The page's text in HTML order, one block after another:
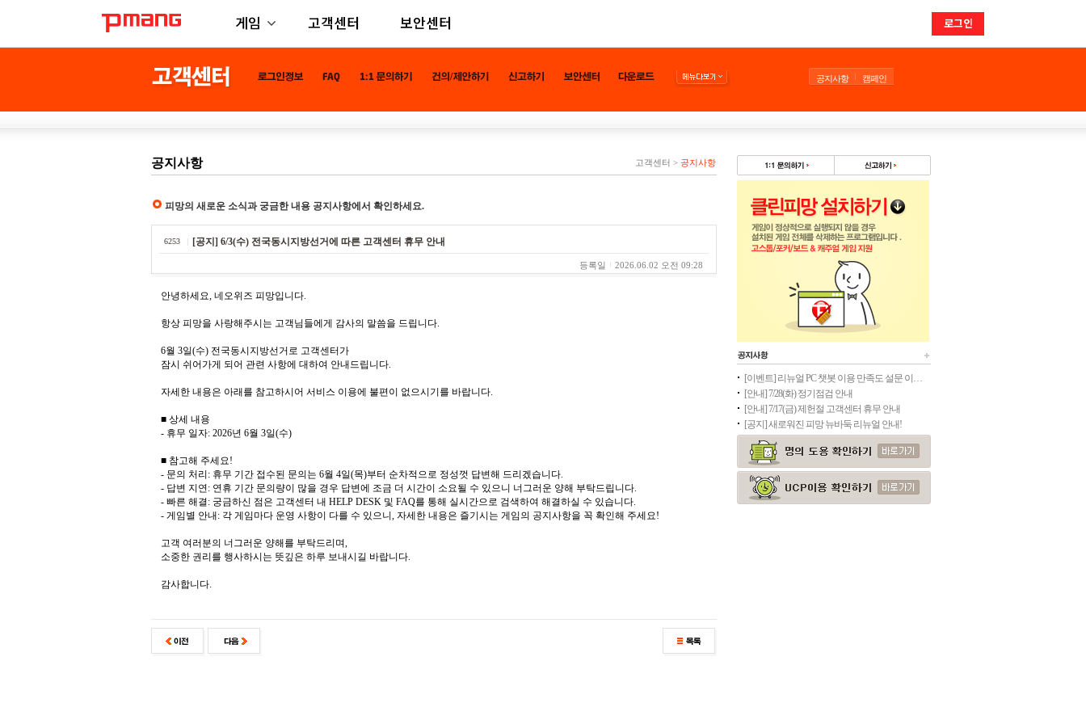
게임 고객센터 보안센터 로그인
공지사항 캠페인
공지사항 고객센터 > 공지사항
피망의 새로운 소식과 궁금한 내용 공지사항에서 확인하세요.
6253 [공지] 6/3(수) 전국동시지방선거에 따른 고객센터 휴무 안내
등록일 2026.06.02 오전 09:28
안녕하세요, 네오위즈 피망입니다.
항상 피망을 사랑해주시는 고객님들에게 감사의 말씀을 드립니다.
6월 3일(수) 전국동시지방선거로 고객센터가
잠시 쉬어가게 되어 관련 사항에 대하여 안내드립니다.
자세한 내용은 아래를 참고하시어 서비스 이용에 불편이 없으시기를 바랍니다.
■ 상세 내용
- 휴무 일자: 2026년 6월 3일(수)
■ 참고해 주세요!
- 문의 처리: 휴무 기간 접수된 문의는 6월 4일(목)부터 순차적으로 정성껏 답변해 드리겠습니다.
- 답변 지연: 연휴 기간 문의량이 많을 경우 답변에 조금 더 시간이 소요될 수 있으니 너그러운 양해 부탁드립니다.
- 빠른 해결: 궁금하신 점은 고객센터 내 HELP DESK 및 FAQ를 통해 실시간으로 검색하여 해결하실 수 있습니다.
- 게임별 안내: 각 게임마다 운영 사항이 다를 수 있으니, 자세한 내용은 즐기시는 게임의 공지사항을 꼭 확인해 주세요!
고객 여러분의 너그러운 양해를 부탁드리며,
소중한 권리를 행사하시는 뜻깊은 하루 보내시길 바랍니다.
감사합니다.
[이벤트] 리뉴얼 PC 챗봇 이용 만족도 설문 이벤트
[안내] 7/28(화) 정기점검 안내
[안내] 7/17(금) 제헌절 고객센터 휴무 안내
[공지] 새로워진 피망 뉴바둑 리뉴얼 안내!